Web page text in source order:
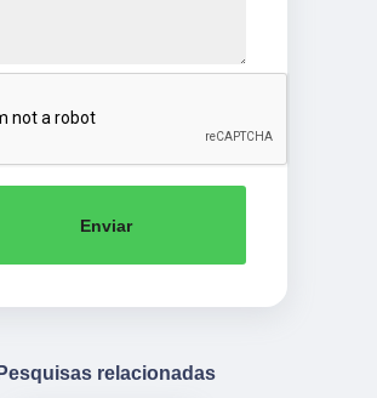
Enviar
relacionadas